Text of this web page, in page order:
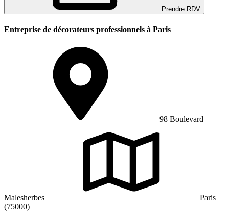
Prendre RDV
Entreprise de décorateurs professionnels à Paris
98 Boulevard
Malesherbes
Paris
(75000)